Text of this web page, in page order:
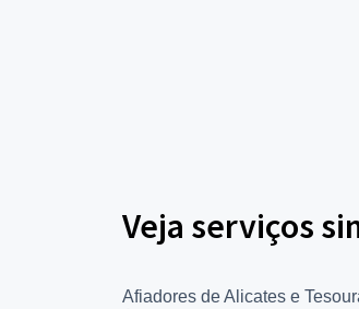
Veja serviços
Afiadores de Alicates e